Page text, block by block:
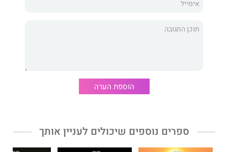
פונדה סוף־סוף מקבלת תשומת לב מהבנות המקובלות בשכבה, אבל
כמו כיתה ז' לבחינת קשרי חברוּת. דרוּ, רותי ופונדה עומדות לגלות כמה
אז בואו לגלות את העניינים הכי מעניינים והכי מהנים בעולם:
הוספת הערה
ספרים נוספים שיכולים לעניין אותך